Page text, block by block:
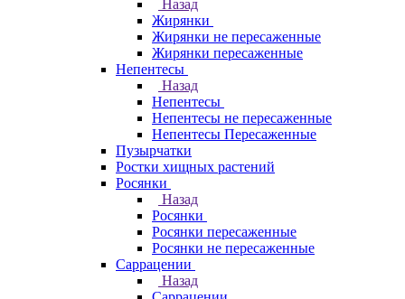
Назад
Жирянки
Жирянки не пересаженные
Жирянки пересаженные
Непентесы
Назад
Непентесы
Непентесы не пересаженные
Непентесы Пересаженные
Пузырчатки
Ростки хищных растений
Росянки
Назад
Росянки
Росянки пересаженные
Росянки не пересаженные
Саррацении
Назад